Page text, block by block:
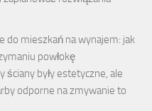
do mieszkań na wynajem: jak
powłokę
ściany były estetyczne, ale
odporne na zmywanie to